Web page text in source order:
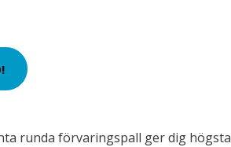
runda förvaringspall ger dig högsta